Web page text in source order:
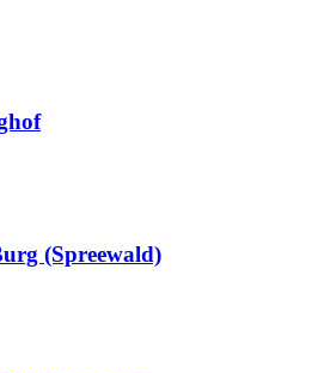
(Spreewald)